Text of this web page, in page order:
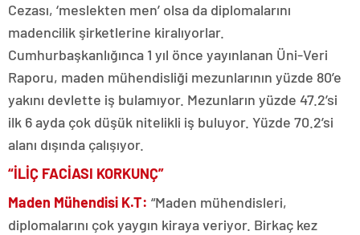
Cezası, ‘meslekten men’ olsa da diplomalarını
madencilik şirketlerine kiralıyorlar.
Cumhurbaşkanlığınca 1 yıl önce yayınlanan Üni-Veri
Raporu, maden mühendisliği mezunlarının yüzde 80’e
yakını devlette iş bulamıyor. Mezunların yüzde 47.2’si
ilk 6 ayda çok düşük nitelikli iş buluyor. Yüzde 70.2’si
alanı dışında çalışıyor.
“İLİÇ FACİASI KORKUNÇ”
Maden Mühendisi K.T: “Maden mühendisleri,
diplomalarını çok yaygın kiraya veriyor. Birkaç kez